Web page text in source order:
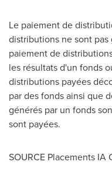
Le paiement de
distributions ne sont
paiement de
les résultats d'un fonds
distributions payées
par des fonds ainsi que
générés par un fonds
sont payées.
SOURCE Placements IA